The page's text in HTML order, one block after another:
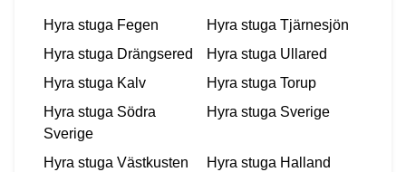
Hyra stuga Fegen Hyra stuga Tjärnesjön
Hyra stuga Drängsered Hyra stuga Ullared
Hyra stuga Kalv Hyra stuga Torup
Hyra stuga Södra
Sverige
Hyra stuga Sverige
Hyra stuga Västkusten Hyra stuga Halland